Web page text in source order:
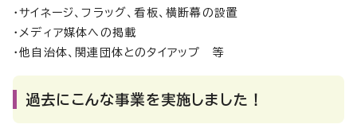
・サイネージ、フラッグ、看板、横断幕の設置
・メディア媒体への掲載
・他自治体、関連団体とのタイアップ 等
過去にこんな事業を実施しました！